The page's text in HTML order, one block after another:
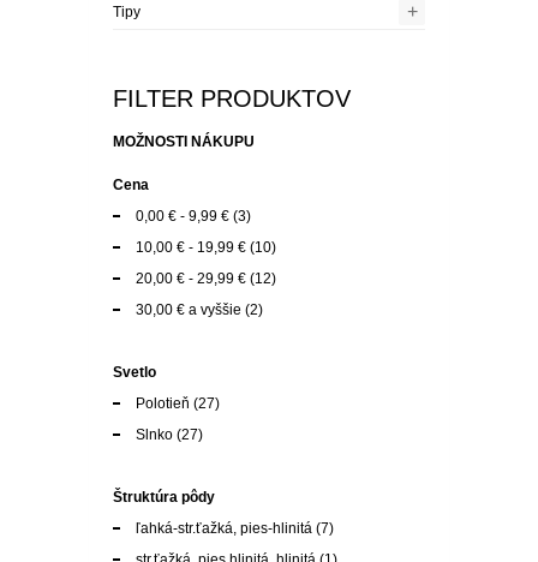
Tipy +
FILTER PRODUKTOV
MOŽNOSTI NÁKUPU
Cena
0,00 € - 9,99 € (3)
10,00 € - 19,99 € (10)
20,00 € - 29,99 € (12)
30,00 € a vyššie (2)
Svetlo
Polotieň (27)
Slnko (27)
Štruktúra pôdy
ľahká-str.ťažká, pies-hlinitá (7)